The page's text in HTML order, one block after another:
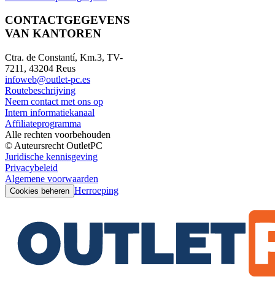
CONTACTGEGEVENS
VAN KANTOREN
Ctra. de Constantí, Km.3, TV-
7211, 43204 Reus
infoweb@outlet-pc.es
Routebeschrijving
Neem contact met ons op
Intern informatiekanaal
Affiliateprogramma
Alle rechten voorbehouden
© Auteursrecht OutletPC
Juridische kennisgeving
Privacybeleid
Algemene voorwaarden
Cookies beheren Herroeping